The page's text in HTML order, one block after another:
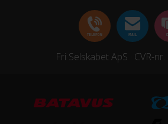
Fri Selskabet ApS · CVR-